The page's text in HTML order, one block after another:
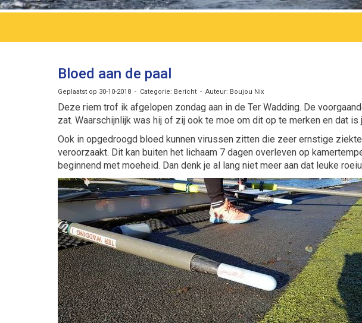
Bloed aan de paal
Geplaatst op 30-10-2018 - Categorie: Bericht - Auteur: Boujou Nix
Deze riem trof ik afgelopen zondag aan in de Ter Wadding. De
zat. Waarschijnlijk was hij of zij ook te moe om dit op te merken en dat
Ook in opgedroogd bloed kunnen virussen zitten die zeer ernstige
veroorzaakt. Dit kan buiten het lichaam 7 dagen overleven op
beginnend met moeheid. Dan denk je al lang niet meer aan dat leuke